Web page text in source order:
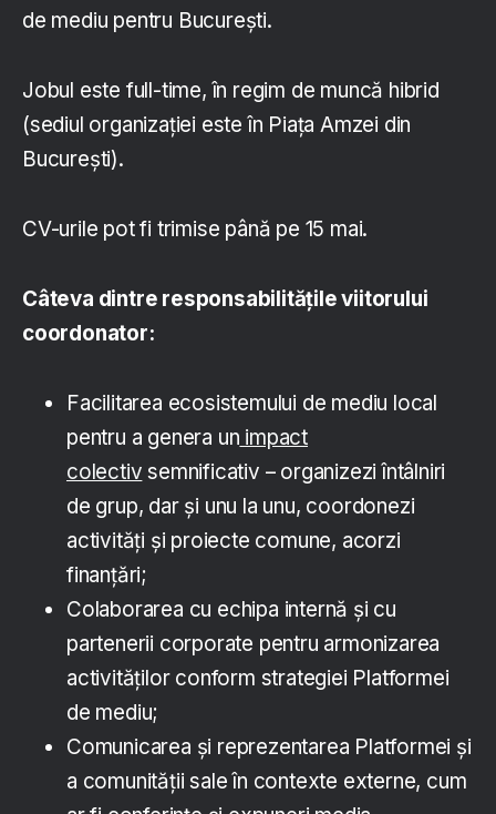
de mediu pentru București.
Jobul este full-time, în regim de muncă hibrid
(sediul organizației este în Piața Amzei din
București).
CV-urile pot fi trimise până pe 15 mai.
Câteva dintre responsabilitățile viitorului
coordonator:
Facilitarea ecosistemului de mediu local
pentru a genera un impact
colectiv semnificativ – organizezi întâlniri
de grup, dar și unu la unu, coordonezi
activități și proiecte comune, acorzi
finanțări;
Colaborarea cu echipa internă și cu
partenerii corporate pentru armonizarea
activităților conform strategiei Platformei
de mediu;
Comunicarea și reprezentarea Platformei și
a comunității sale în contexte externe, cum